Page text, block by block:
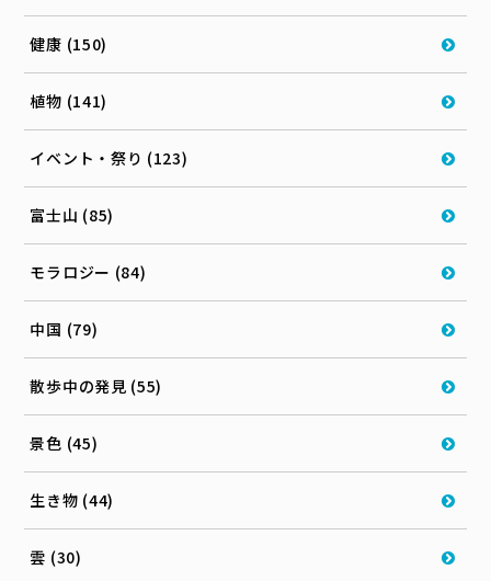
健康 (150)
植物 (141)
イベント・祭り (123)
富士山 (85)
モラロジー (84)
中国 (79)
散歩中の発見 (55)
景色 (45)
生き物 (44)
雲 (30)